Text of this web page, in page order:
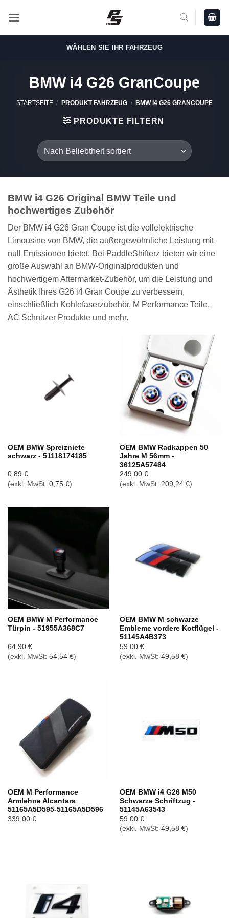
Inhalt
WÄHLEN SIE IHR FAHRZEUG
BMW i4 G26 GranCoupe
STARTSEITE / PRODUKT FAHRZEUG / BMW I4 G26 GRANCOUPE
PRODUKTE FILTERN
BMW i4 G26 Original BMW Teile und
hochwertiges Zubehör
Der BMW i4 G26 Gran Coupe ist die vollelektrische
Limousine von BMW, die außergewöhnliche Leistung mit
null Emissionen bietet. Bei PaddleShifterz bieten wir eine
große Auswahl an BMW-Originalprodukten und
hochwertigem Aftermarket-Zubehör, um die Leistung und
Ästhetik Ihres G26 i4 Gran Coupe zu verbessern,
einschließlich Kohlefaserzubehör, M Performance Teile,
AC Schnitzer Produkte und mehr.
OEM BMW Spreizniete
schwarz - 51118174185
0,89 €
(exkl. MwSt: 0,75 €)
OEM BMW Radkappen 50
Jahre M 56mm -
36125A57484
249,00 €
(exkl. MwSt: 209,24 €)
OEM BMW M Performance
Türpin - 51955A368C7
64,90 €
(exkl. MwSt: 54,54 €)
OEM BMW M schwarze
Embleme vordere Kotflügel -
51145A4B373
59,00 €
(exkl. MwSt: 49,58 €)
OEM M Performance
Armlehne Alcantara
51165A5D595-51165A5D596
339,00 €
OEM BMW i4 G26 M50
Schwarze Schriftzug -
51145A63543
59,00 €
(exkl. MwSt: 49,58 €)